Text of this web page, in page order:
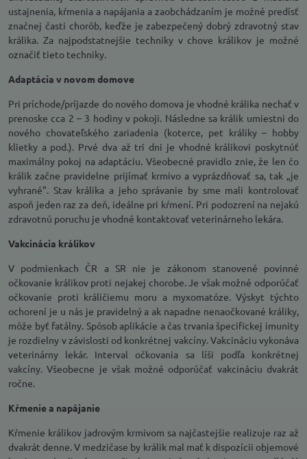
ustajnenia, kŕmenia a napájania a zaobchádzaním je možné predísť
značnej časti chorôb, keďže je zabezpečený dobrý zdravotný stav
králika. Za najpodstatnejšie techniky v chove králikov je možné
označiť tieto techniky.
Adaptácia v novom domove
Pri príchode/príjazde do nového domova je vhodné králika nechať v
prenoske cca 2 – 3 hodiny v pokoji. Následne sa králik umiestni do
nového chovateľského zariadenia (koterce, pet králiky – hobby
klietky a pod.). Prvé dva až tri dni je vhodné králikovi poskytnúť
maximálny pokoj na adaptáciu. Všeobecné pravidlo znie, že len čo
králik začne pravidelne prijímať krmivo a vyprázdňovať sa, tak „je
vyhrané". Stav králika a jeho správanie by sme mali kontrolovať
aspoň jeden raz za deň, ideálne pri kŕmení. Pri podozrení na nejakú
zdravotnú poruchu je vhodné kontaktovať veterinárneho lekára.
Vakcinácia králikov
V podmienkach ČR a SR nie je zákonom stanovené povinné
očkovanie králikov proti nejakej chorobe. Je však možné odporúčať
očkovanie proti králičiemu moru a myxomatóze. Výskyt týchto
ochorení je u nás je pravidelný a ak napadne nenaočkované králiky,
môže byť fatálny. Spôsob aplikácie a čas trvania špecifickej imunity
je rozdielny v závislosti od konkrétnej vakcíny. Vakcináciu vykonáva
veterinárny lekár. Interval očkovania sa líši podľa konkrétnej
vakcíny. Všeobecne je však možné odporúčať vakcináciu dvakrát
ročne.
Kŕmenie a napájanie
Kŕmenie králikov jadrovým krmivom sa najčastejšie realizuje raz až
dvakrát denne. V medzičase by králik mal mať k dispozícii objemové